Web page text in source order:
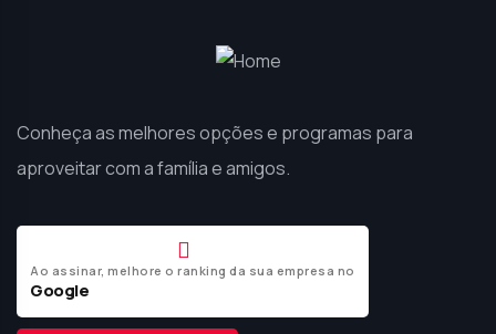
Conheça as melhores opções e programas para
aproveitar com a família e amigos.
Ao assinar, melhore o ranking da sua empresa no
Google